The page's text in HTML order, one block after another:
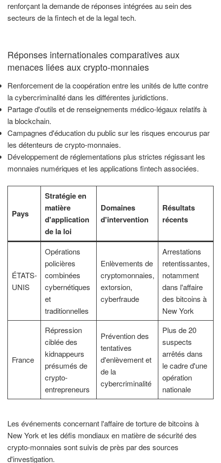
renforçant la demande de réponses intégrées au sein des
secteurs de la fintech et de la legal tech.
Réponses internationales comparatives aux
menaces liées aux crypto-monnaies
Renforcement de la coopération entre les unités de lutte contre
la cybercriminalité dans les différentes juridictions.
Partage d'outils et de renseignements médico-légaux relatifs à
la blockchain.
Campagnes d'éducation du public sur les risques encourus par
les détenteurs de crypto-monnaies.
Développement de réglementations plus strictes régissant les
monnaies numériques et les applications fintech associées.
Pays
Stratégie en
matière
d'application
de la loi
Domaines
d'intervention
Résultats
récents
ÉTATS-
UNIS
Opérations
policières
combinées
cybernétiques
et
traditionnelles
Enlèvements de
cryptomonnaies,
extorsion,
cyberfraude
Arrestations
retentissantes,
notamment
dans l'affaire
des bitcoins à
New York
France
Répression
ciblée des
kidnappeurs
présumés de
crypto-
entrepreneurs
Prévention des
tentatives
d'enlèvement et
de la
cybercriminalité
Plus de 20
suspects
arrêtés dans
le cadre d'une
opération
nationale
Les événements concernant l'affaire de torture de bitcoins à
New York et les défis mondiaux en matière de sécurité des
crypto-monnaies sont suivis de près par des sources
d'investigation.